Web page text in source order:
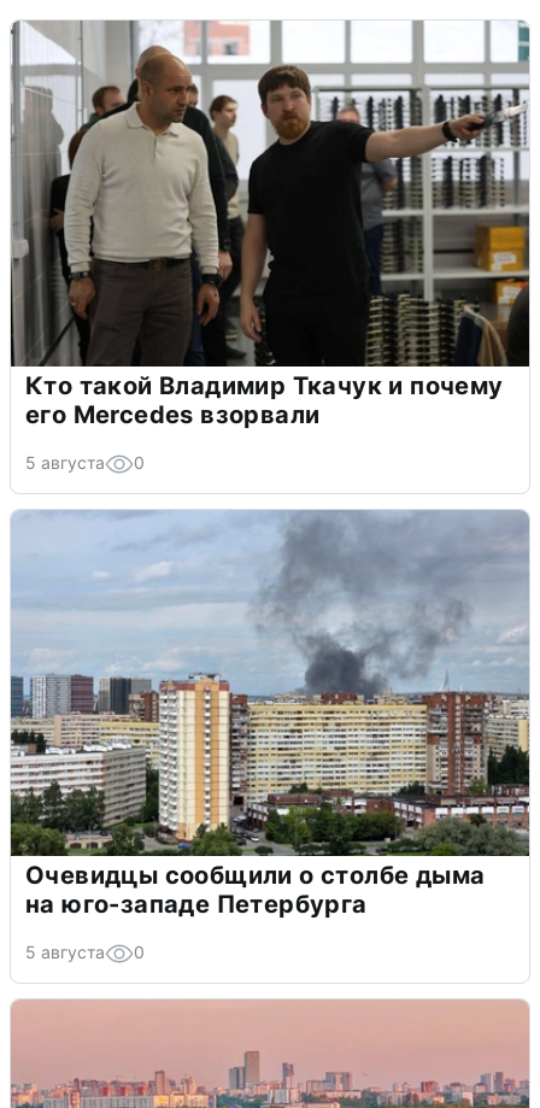
Кто такой Владимир Ткачук и почему
его Mercedes взорвали
5 августа 0
Очевидцы сообщили о столбе дыма
на юго-западе Петербурга
5 августа 0